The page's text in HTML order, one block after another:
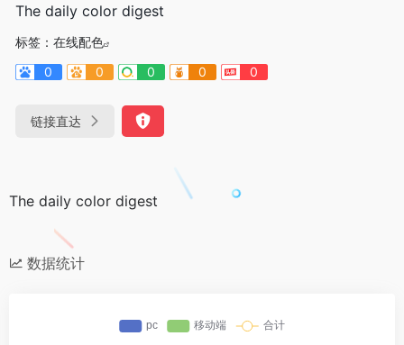
The daily color digest
标签： 在线配色
0
0 0 0 0
链接直达
The daily color digest
数据统计